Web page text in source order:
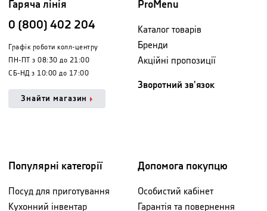
Гаряча лінія
0 (800) 402 204
Графік роботи колл-центру
ПН-ПТ з 08:30 до 21:00
СБ-НД з 10:00 до 17:00
Знайти магазин
ProMenu
Каталог товарів
Бренди
Акційні пропозиції
Зворотний зв'язок
Популярні категорії
Посуд для приготування
Кухонний інвентар
Допомога покупцю
Особистий кабінет
Гарантія та повернення